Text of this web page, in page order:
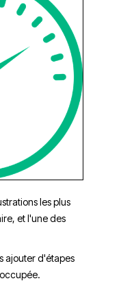
les plus
et l'une des
ajouter d'étapes